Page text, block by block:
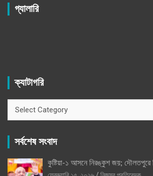
গ্যালারি
ক্যাটাগরি
সর্বশেষ সংবাদ
কুষ্টিয়া-১ আসনে নিরঙ্কুশ জয়;